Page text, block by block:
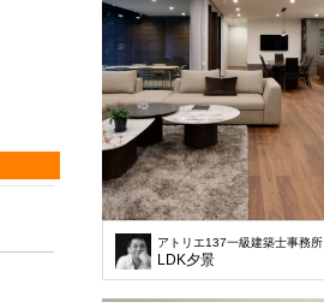
アトリエ137一級建築士事務所
LDK夕景